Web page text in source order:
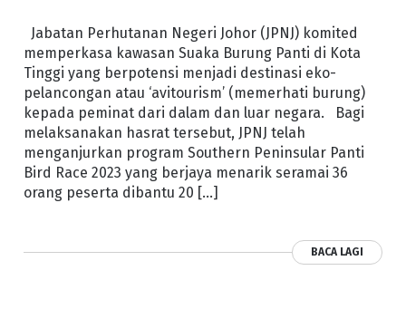
Jabatan Perhutanan Negeri Johor (JPNJ) komited
memperkasa kawasan Suaka Burung Panti di Kota
Tinggi yang berpotensi menjadi destinasi eko-
pelancongan atau ‘avitourism’ (memerhati burung)
kepada peminat dari dalam dan luar negara. Bagi
melaksanakan hasrat tersebut, JPNJ telah
menganjurkan program Southern Peninsular Panti
Bird Race 2023 yang berjaya menarik seramai 36
orang peserta dibantu 20 […]
BACA LAGI